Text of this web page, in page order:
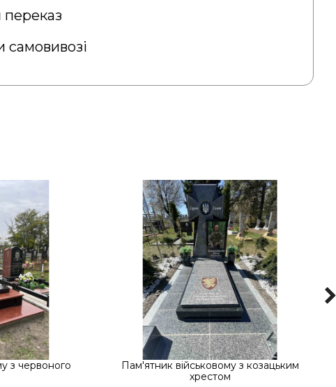
переказ
самовивозі
з червоного
Пам'ятник військовому з козацьким
хрестом